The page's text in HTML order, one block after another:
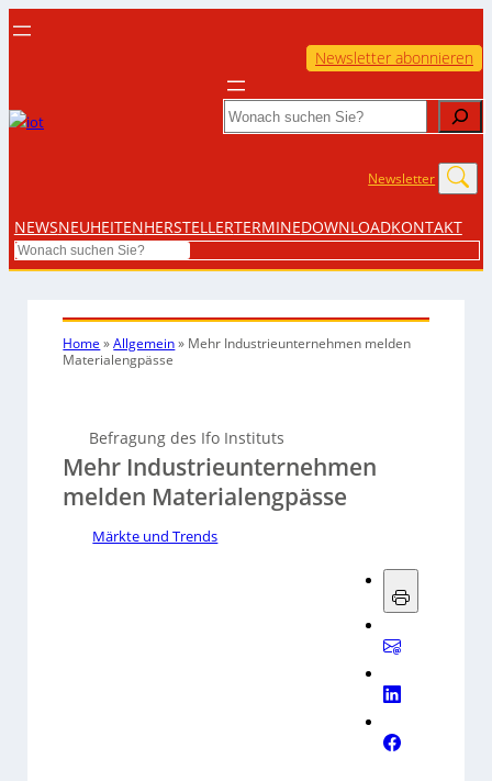
Newsletter abonnieren
Search
Newsletter
NEWSNEUHEITENHERSTELLERTERMINEDOWNLOADKONTAKT
Search
Home »Allgemein» Mehr Industrieunternehmen melden
Materialengpässe
Befragung des Ifo Instituts
Mehr Industrieunternehmen
melden Materialengpässe
Märkte und Trends